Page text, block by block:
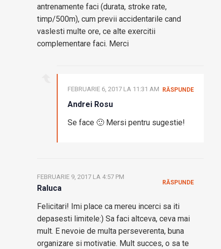
antrenamente faci (durata, stroke rate,
timp/500m), cum previi accidentarile cand
vaslesti multe ore, ce alte exercitii
complementare faci. Merci
Andrei Rosu
FEBRUARIE 6, 2017 LA 11:31 AM
Se face 🙂 Mersi pentru sugestie!
RĂSPUNDE
Raluca
FEBRUARIE 9, 2017 LA 4:57 PM
Felicitari! Imi place ca mereu incerci sa iti
depasesti limitele:) Sa faci altceva, ceva mai
mult. E nevoie de multa perseverenta, buna
organizare si motivatie. Mult succes, o sa te
RĂSPUNDE